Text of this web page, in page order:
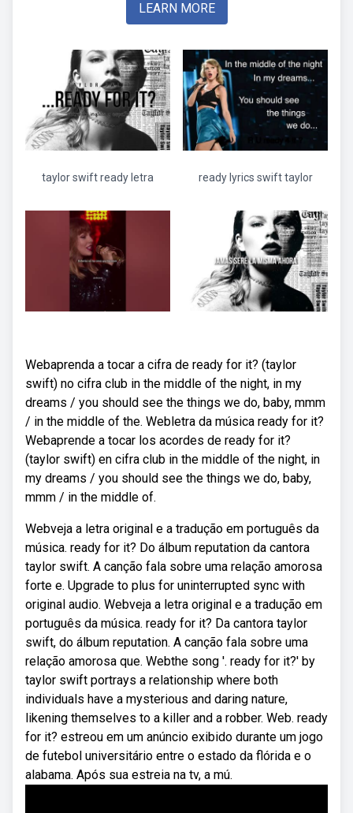
LEARN MORE
taylor swift ready letra ready lyrics swift taylor
Webaprenda a tocar a cifra de ready for it? (taylor
swift) no cifra club in the middle of the night, in my
dreams / you should see the things we do, baby, mmm
/ in the middle of the. Webletra da música ready for it?
Webaprende a tocar los acordes de ready for it?
(taylor swift) en cifra club in the middle of the night, in
my dreams / you should see the things we do, baby,
mmm / in the middle of.
Webveja a letra original e a tradução em português da
música. ready for it? Do álbum reputation da cantora
taylor swift. A canção fala sobre uma relação amorosa
forte e. Upgrade to plus for uninterrupted sync with
original audio. Webveja a letra original e a tradução em
português da música. ready for it? Da cantora taylor
swift, do álbum reputation. A canção fala sobre uma
relação amorosa que. Webthe song '. ready for it?' by
taylor swift portrays a relationship where both
individuals have a mysterious and daring nature,
likening themselves to a killer and a robber. Web. ready
for it? estreou em um anúncio exibido durante um jogo
de futebol universitário entre o estado da flórida e o
alabama. Após sua estreia na tv, a mú.